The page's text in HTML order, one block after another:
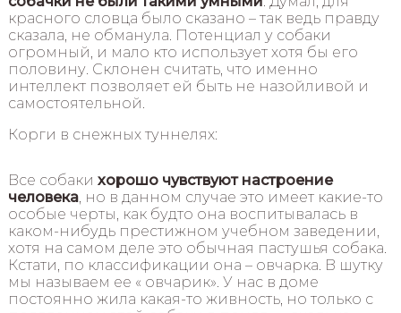
красного словца было сказано – так ведь правду
сказала, не обманула. Потенциал у собаки
огромный, и мало кто использует хотя бы его
половину. Склонен считать, что именно
интеллект позволяет ей быть не назойливой и
самостоятельной.
Корги в снежных туннелях:
Все собаки хорошо чувствуют настроение
человека, но в данном случае это имеет какие-то
особые черты, как будто она воспитывалась в
каком-нибудь престижном учебном заведении,
хотя на самом деле это обычная пастушья собака.
Кстати, по классификации она – овчарка. В шутку
мы называем ее « овчарик». У нас в доме
постоянно жила какая-то живность, но только с